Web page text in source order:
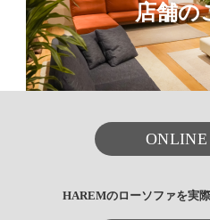
店舗の
ONLINE
HAREMのローソファを実